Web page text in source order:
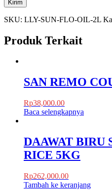
SKU: LLY-SUN-FLO-OIL-2L
Produk Terkait
SAN REMO
Rp38,000.00
Baca selengkapnya
DAAWAT BIRU
RICE 5KG
Rp262,000.00
Tambah ke keranjang